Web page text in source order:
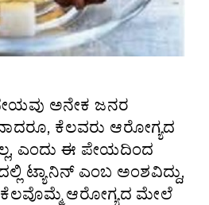
ಅನೇಕ ಜನರ
ಕೆಲವರು ಆರೋಗ್ಯದ
ಎಂದು ಈ ಪೇಯದಿಂದ
ಟ್ಯಾನಿನ್ ಎಂಬ ಅಂಶವಿದ್ದು,
ಆರೋಗ್ಯದ ಮೇಲೆ